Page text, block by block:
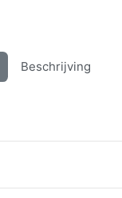
Beschrijving